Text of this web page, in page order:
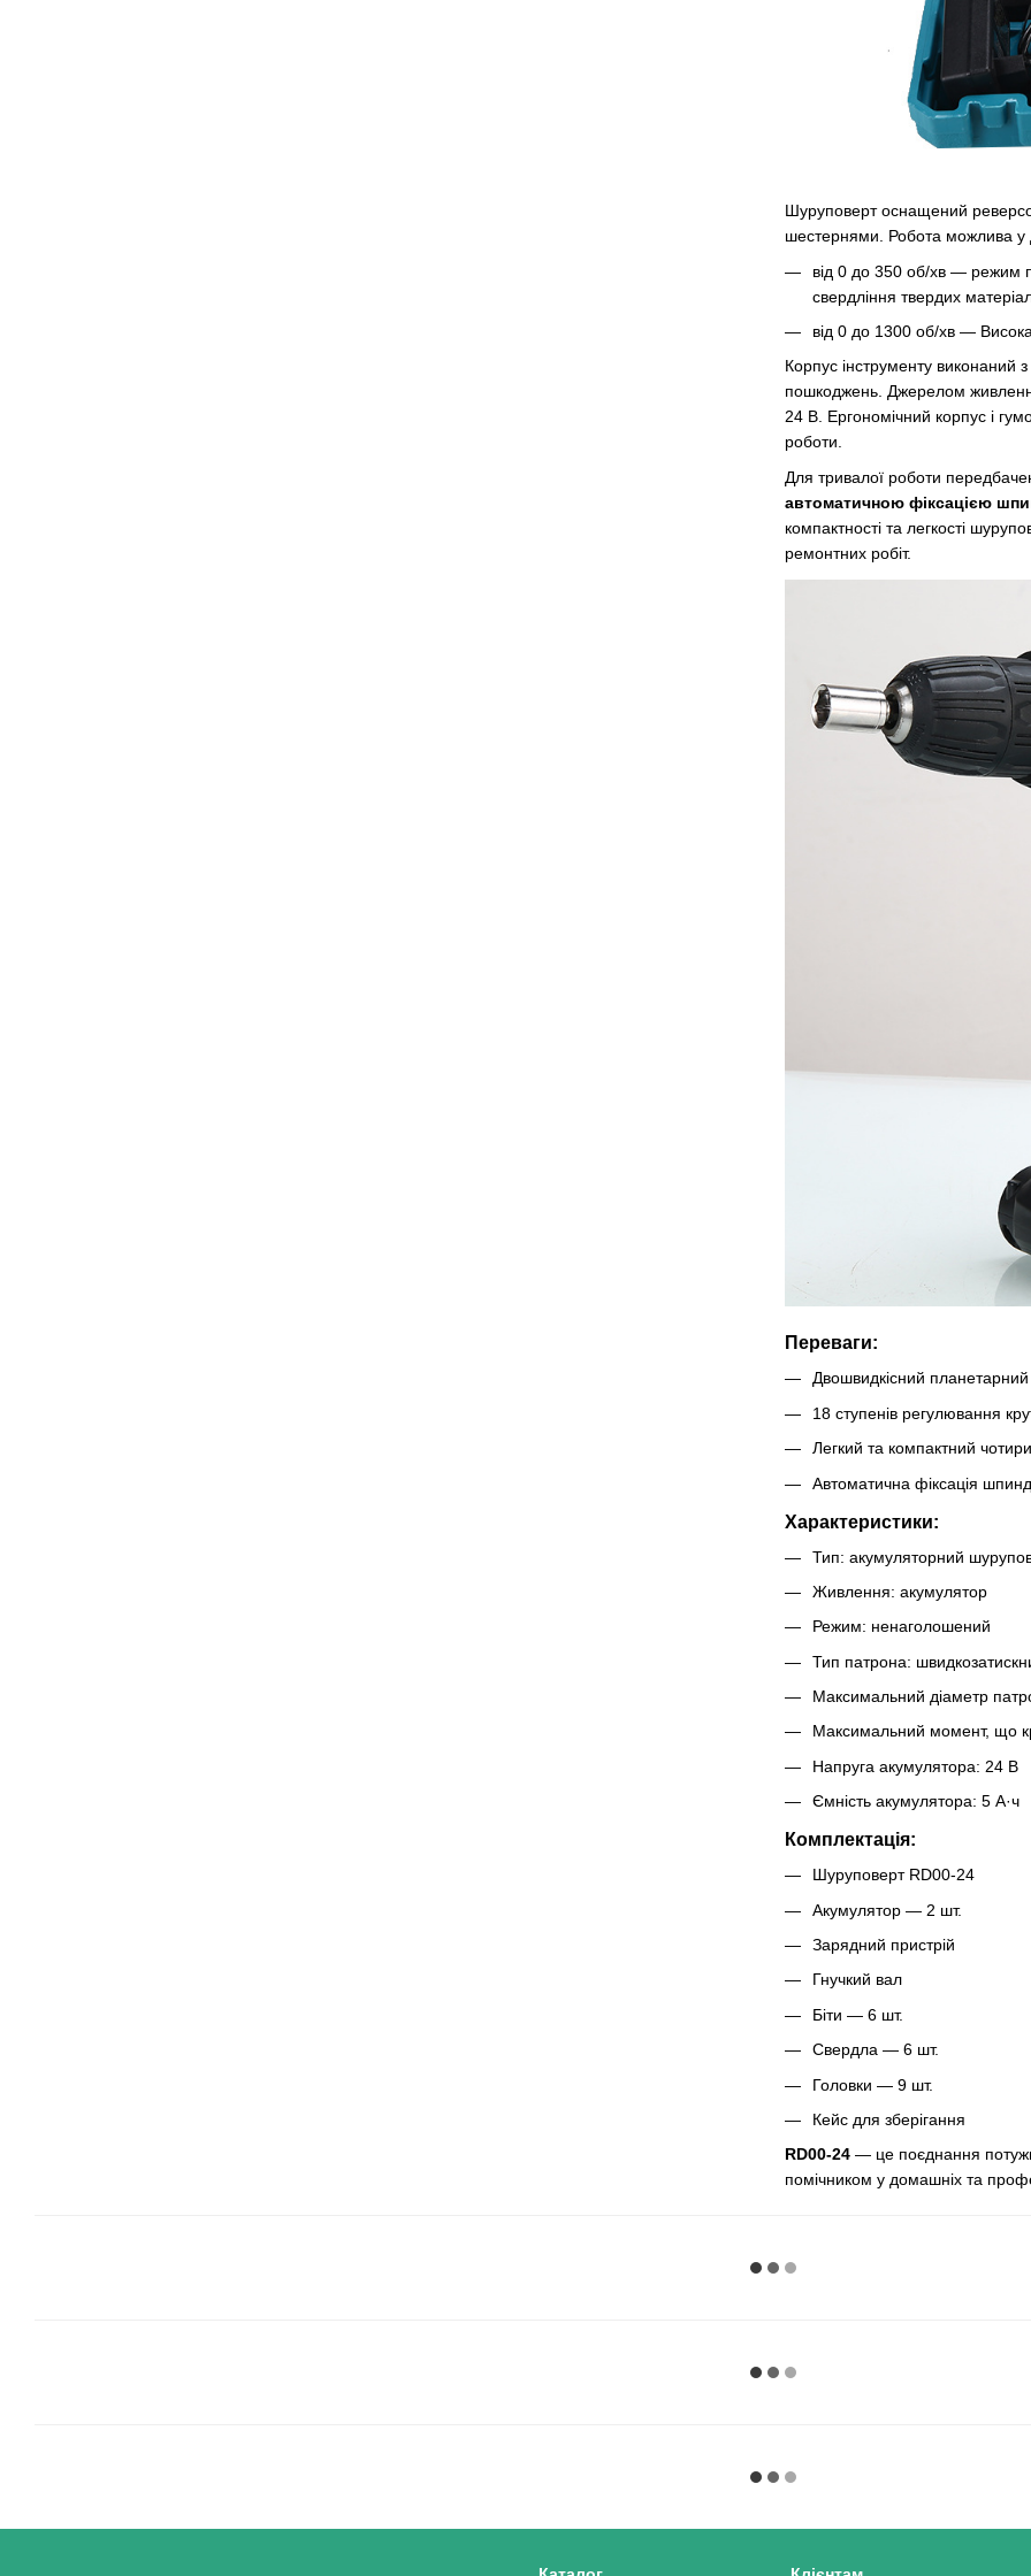
Шуруповерт оснащений
шестернями. Робота можлива у
від 0 до 350 об/хв — режим
свердління твердих
від 0 до 1300 об/хв —
Корпус інструменту виконаний
пошкоджень. Джерелом
24 В. Ергономічний корпус і
роботи.
Для тривалої роботи
автоматичною фіксацією
компактності та легкості
ремонтних робіт.
Переваги:
Двошвидкісний
18 ступенів регулювання
Легкий та компактний
Автоматична фіксація
Характеристики:
Тип: акумуляторний
Живлення: акумулятор
Режим: ненаголошений
Тип патрона:
Максимальний діаметр
Максимальний момент, що
Напруга акумулятора: 24 В
Ємність акумулятора: 5 А·ч
Комплектація:
Шуруповерт RD00-24
Акумулятор — 2 шт.
Зарядний пристрій
Гнучкий вал
Біти — 6 шт.
Свердла — 6 шт.
Головки — 9 шт.
Кейс для зберігання
RD00-24 — це поєднання
помічником у домашніх та